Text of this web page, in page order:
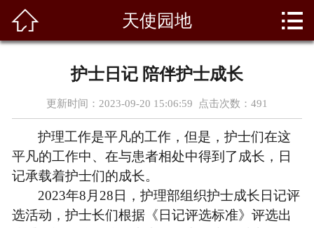
新闻资讯
专家团队
天使园地
 天使园地 
护士日记 陪伴护士成长
更新时间：2023-09-20 15:06:59 点击次数： 491
护理工作是平凡的工作，但是，护士们在这
平凡的工作中、在与患者相处中得到了成长，日
记承载着护士们的成长。
2023年8月28日，护理部组织护士成长日记评
选活动，护士长们根据《日记评选标准》评选出